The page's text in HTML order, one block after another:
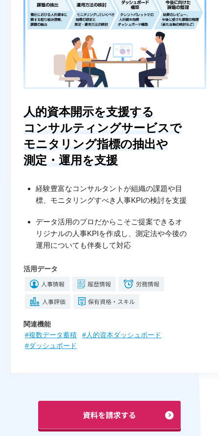
人的資本開示を支援する
コンサルティングサービスで
モニタリング指標の抽出や
測定・運用を支援
経験豊富なコンサルタントが組織の課題や目
標、モニタリングすべき人事KPIの検討を支援
データ活用のプロだからこそご提案できるオ
リジナルの人事KPIを作成し、測定法や今後の
運用についても伴奏して対応
活用データ
関連機能
#複数データ蓄積
#人的資本ダッシュボード
#ダッシュボード